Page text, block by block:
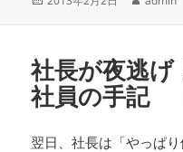
社長が夜逃
社員の手記
翌日、社長は「やっぱ